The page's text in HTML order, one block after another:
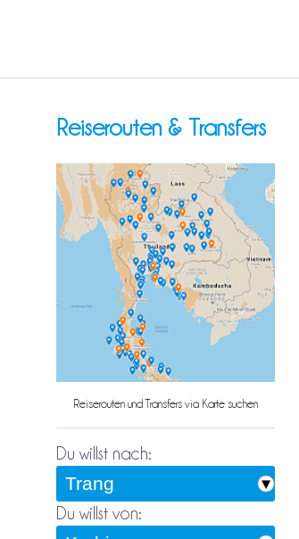
Reiserouten & Transfers
Reiserouten und Transfers via Karte suchen
Du willst nach:
Du willst von: